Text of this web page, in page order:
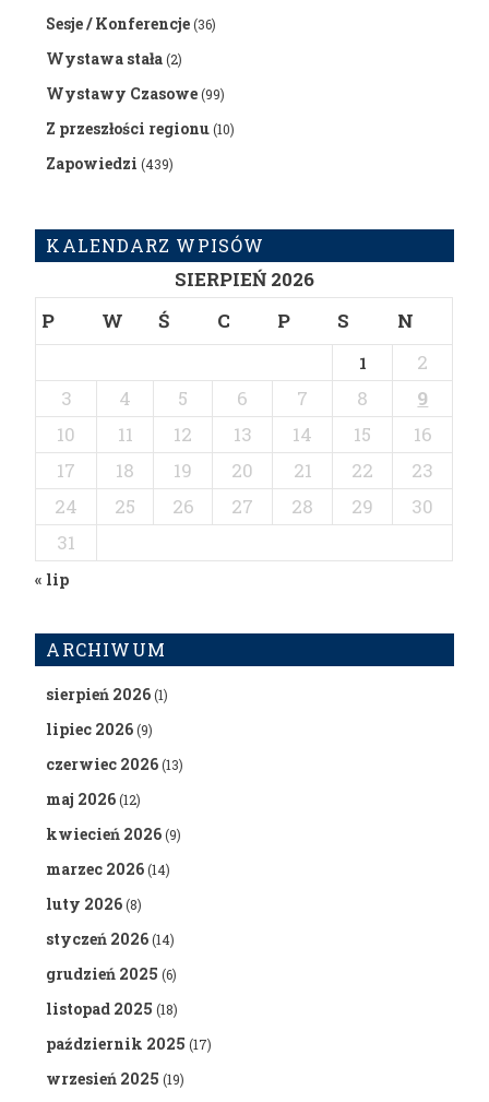
Sesje / Konferencje(36)
Wystawa stała(2)
Wystawy Czasowe(99)
Z przeszłości regionu(10)
Zapowiedzi (439)
KALENDARZ WPISÓW
SIERPIEŃ 2026
P
W Ś C P S N
1
2
3
4 5 6 7 8
9
10
11 12 13 14 15
16
17
18 19 20 21 22
23
24
25 26 27 28 29
30
31
« lip
ARCHIWUM
sierpień 2026(1)
lipiec 2026(9)
czerwiec 2026(13)
maj 2026(12)
kwiecień 2026(9)
marzec 2026(14)
luty 2026(8)
styczeń 2026(14)
grudzień 2025 (6)
listopad 2025 (18)
październik 2025 (17)
wrzesień 2025 (19)